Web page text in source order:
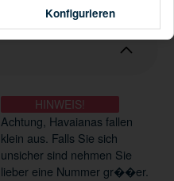
HINWEIS!
Achtung, Havaianas fallen
klein aus. Falls Sie sich
unsicher sind nehmen Sie
lieber eine Nummer gr��er.
Konfigurieren